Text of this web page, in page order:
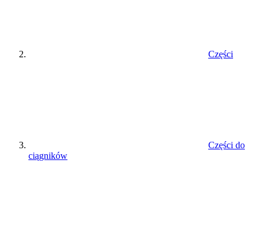
Części
Części do
ciągników